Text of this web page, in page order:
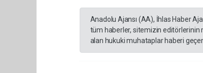
Anadolu Ajansı (AA), İhlas Haber
tüm haberler, sitemizin editörlerinin
alan hukuki muhataplar haberi